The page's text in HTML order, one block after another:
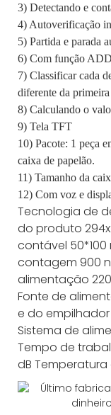
3) Detectando e
4) Autoverificação
5) Partida e parada
6) Com função
7) Classificar cada
diferente da
8) Calculando o
9) Tela TFT
10) Pacote: 1 peça
caixa de papelão.
11) Tamanho da
12) Com voz e
Tecnologia de
do produto
contável
contagem 900
alimentação
Fonte de
e do empilhador
Sistema de
Tempo de
dB